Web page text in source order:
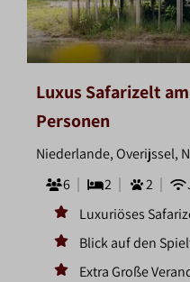
Luxus Safarizelt
Personen
Niederlande, Overijssel,
6
2 2
Luxuriöses
Blick auf den
Extra Große